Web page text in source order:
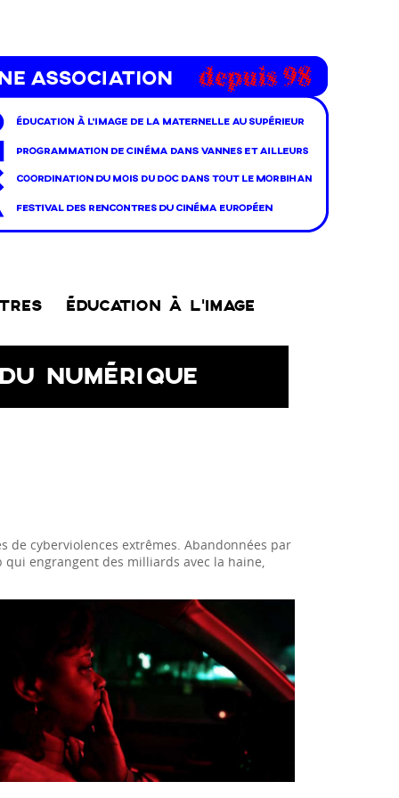
ÉDUCATION À L’IMAGE
NUMÉRIQUE
de cyberviolences extrêmes. Abandonnées par
engrangent des milliards avec la haine,